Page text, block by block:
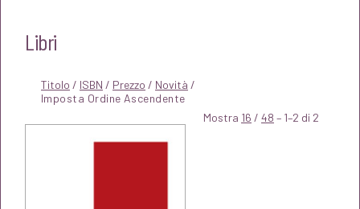
Libri
Titolo / ISBN / Prezzo / Novità /
Mostra 16 / 48 – 1–2 di 2